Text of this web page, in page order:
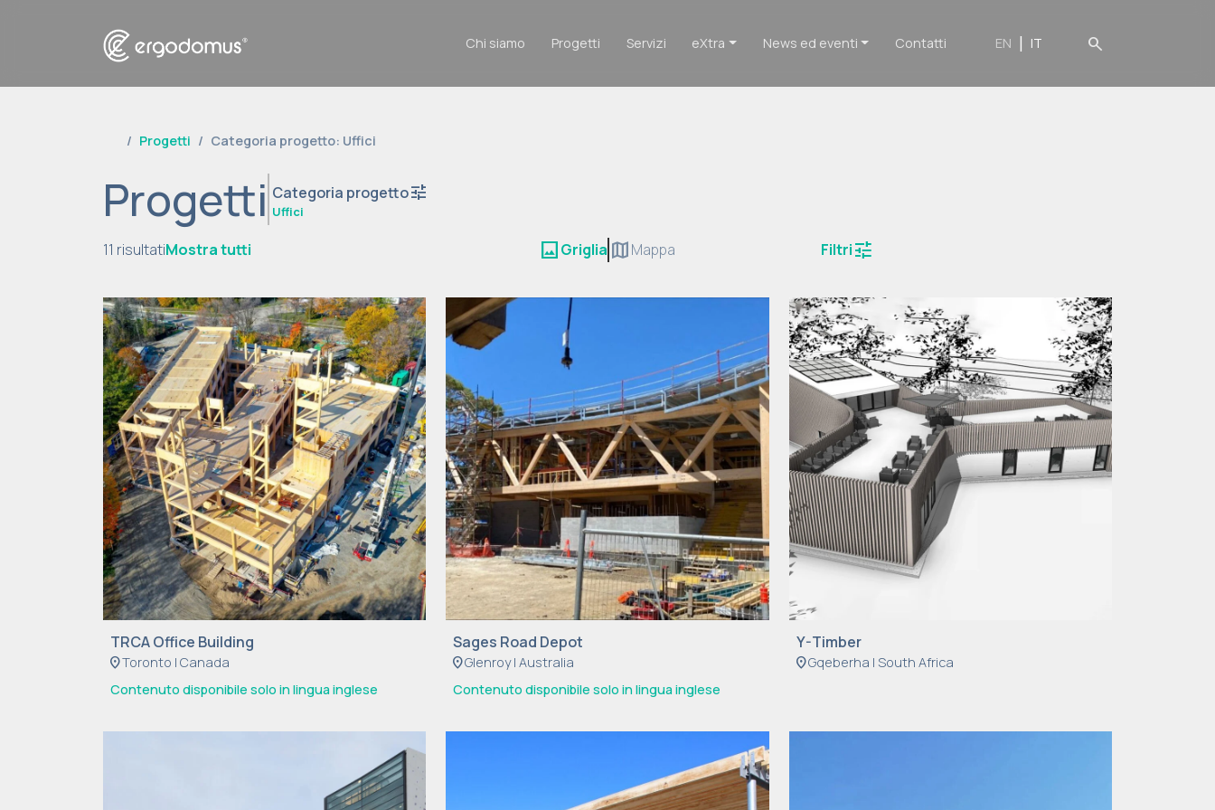
Chi siamo Progetti Servizi eXtra News ed eventi Contatti EN IT search
Progetti Categoria progetto: Uffici
Progetti Categoria progettotune
Uffici
11 risultatiMostra tutti image Griglia mapMappa Filtritune
TRCA Office Building
location_onToronto | Canada
Contenuto disponibile solo in lingua inglese
Sages Road Depot
location_onGlenroy | Australia
Contenuto disponibile solo in lingua inglese
Y-Timber
location_onGqeberha | South Africa